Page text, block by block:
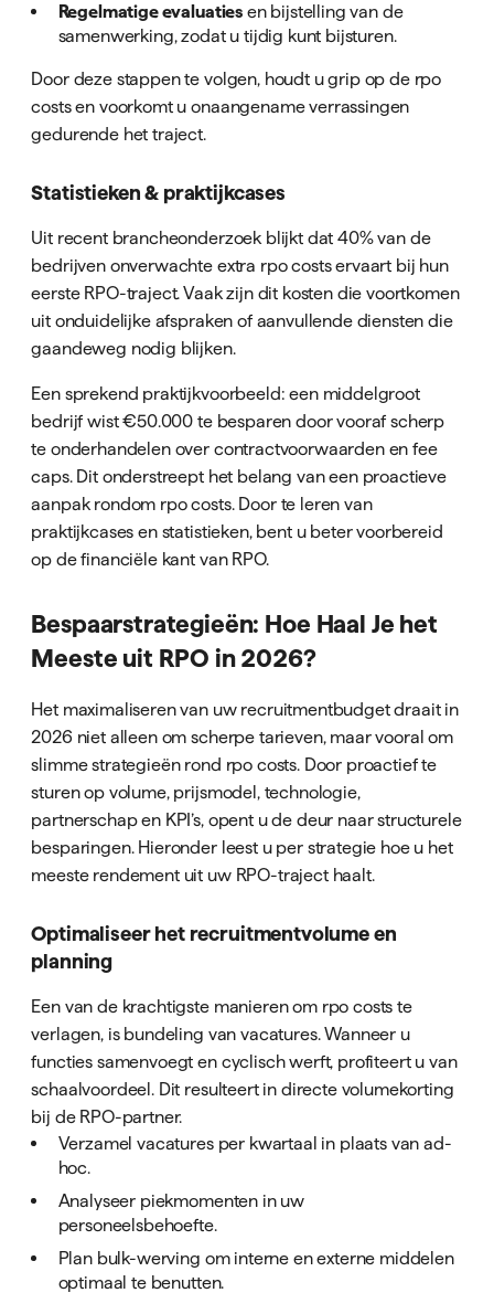
Regelmatige evaluaties en bijstelling van de
samenwerking, zodat u tijdig kunt bijsturen.
Door deze stappen te volgen, houdt u grip op de rpo
costs en voorkomt u onaangename verrassingen
gedurende het traject.
Statistieken & praktijkcases
Uit recent brancheonderzoek blijkt dat 40% van de
bedrijven onverwachte extra rpo costs ervaart bij hun
eerste RPO-traject. Vaak zijn dit kosten die voortkomen
uit onduidelijke afspraken of aanvullende diensten die
gaandeweg nodig blijken.
Een sprekend praktijkvoorbeeld: een middelgroot
bedrijf wist €50.000 te besparen door vooraf scherp
te onderhandelen over contractvoorwaarden en fee
caps. Dit onderstreept het belang van een proactieve
aanpak rondom rpo costs. Door te leren van
praktijkcases en statistieken, bent u beter voorbereid
op de financiële kant van RPO.
Bespaarstrategieën: Hoe Haal Je het
Meeste uit RPO in 2026?
Het maximaliseren van uw recruitmentbudget draait in
2026 niet alleen om scherpe tarieven, maar vooral om
slimme strategieën rond rpo costs. Door proactief te
sturen op volume, prijsmodel, technologie,
partnerschap en KPI’s, opent u de deur naar structurele
besparingen. Hieronder leest u per strategie hoe u het
meeste rendement uit uw RPO-traject haalt.
Optimaliseer het recruitmentvolume en
planning
Een van de krachtigste manieren om rpo costs te
verlagen, is bundeling van vacatures. Wanneer u
functies samenvoegt en cyclisch werft, profiteert u van
schaalvoordeel. Dit resulteert in directe volumekorting
bij de RPO-partner.
Verzamel vacatures per kwartaal in plaats van ad-
hoc.
Analyseer piekmomenten in uw
personeelsbehoefte.
Plan bulk-werving om interne en externe middelen
optimaal te benutten.